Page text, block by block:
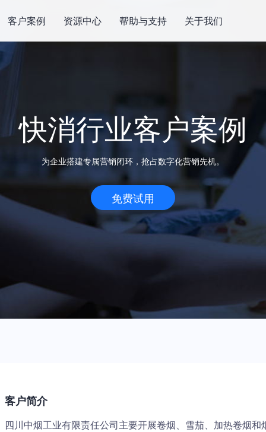
客户案例 资源中心 帮助与支持 关于我们
快消行业客户案例
为企业搭建专属营销闭环，抢占数字化营销先机。
免费试用
客户简介
四川中烟工业有限责任公司主要开展卷烟、雪茄、加热卷烟